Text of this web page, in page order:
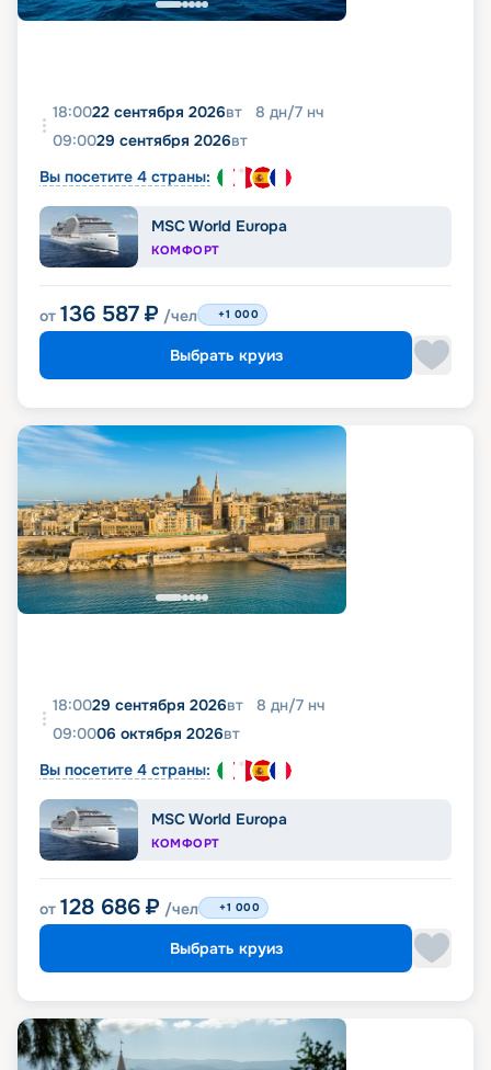
18:0022 сентября 2026вт 8 дн/7 нч
09:0029 сентября 2026вт
Вы посетите 4 страны:
MSC World Europa
КОМФОРТ
от 136 587 ₽ /чел +1 000
Выбрать круиз
18:0029 сентября 2026вт 8 дн/7 нч
09:0006 октября 2026вт
Вы посетите 4 страны:
MSC World Europa
КОМФОРТ
от 128 686 ₽ /чел +1 000
Выбрать круиз